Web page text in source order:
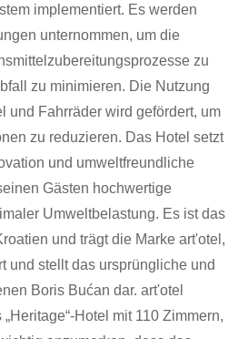
implementiert. Es werden
unternommen, um die
zu
zu minimieren. Die Nutzung
und Fahrräder wird gefördert, um
zu reduzieren. Das Hotel setzt
und umweltfreundliche
Gästen hochwertige
Umweltbelastung. Es ist das
und trägt die Marke art'otel,
und stellt das ursprüngliche und
Boris Bućan dar. art'otel
Hotel mit 110 Zimmern,